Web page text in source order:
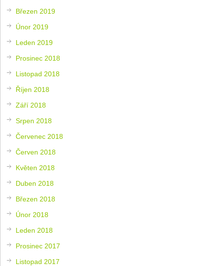
Březen 2019
Únor 2019
Leden 2019
Prosinec 2018
Listopad 2018
Říjen 2018
Září 2018
Srpen 2018
Červenec 2018
Červen 2018
Květen 2018
Duben 2018
Březen 2018
Únor 2018
Leden 2018
Prosinec 2017
Listopad 2017